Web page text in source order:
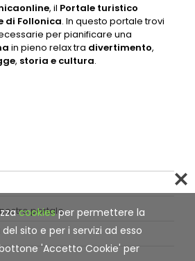
, il Portale turistico
di Follonica. In questo portale trovi
per pianificare una
in pieno relax tra divertimento,
, storia e cultura.
portale
cookiesper permettere la
sito e per i servizi ad esso
'Accetto Cookie' per